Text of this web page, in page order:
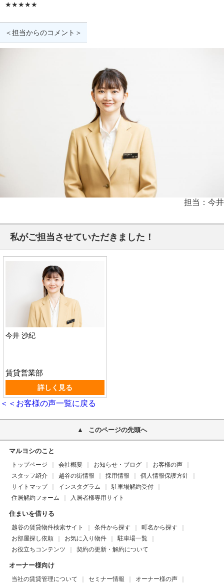
★★★★★
＜担当からのコメント＞
担当：今井
私がご担当させていただきました！
今井 沙紀
賃貸営業部
詳しく見る
＜＜お客様の声一覧に戻る
このページの先頭へ
マルヨシのこと
トップページ 会社概要 お知らせ・ブログ
お客様の声
スタッフ紹介
越谷の街情報 採用情報
個人情報保護方針
サイトマップ
インスタグラム
駐車場解約受付
住居解約フォーム
入居者様専用サイト
住まいを借りる
越谷の賃貸物件検索サイト 条件から探す
町名から探す
お部屋探し依頼
お気に入り物件
駐車場一覧
お役立ちコンテンツ
契約の更新・解約について
オーナー様向け
当社の賃貸管理について セミナー情報
オーナー様の声